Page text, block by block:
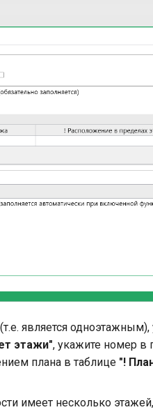
является одноэтажным),
этажи", укажите номер в
плана в таблице "!
имеет несколько